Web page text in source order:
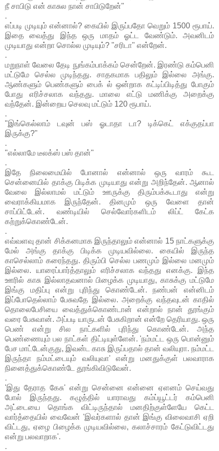
நீ சாபிடு என் காசுல நான் சாபிடுறேன்"
.
எப்படி முடியும் என்னால்? கையில் இருப்பதோ வெறும் 1500 ரூபாய்.
இதை வைத்து இந்த ஒரு மாதம் ஓட்ட வேண்டும். அவனிடம்
முடியாது என்றா சொல்ல முடியும்? "சரிடா" என்றேன்.
.
மறுநாள் வேலை தேடி நுங்கம்பாக்கம் சென்றேன். இரண்டு கம்பெனி
மட்டுமே செல்ல முடிந்தது. சாதகமாக பதிலும் இல்லை அங்கு.
ஆண்களும் பெண்களும் பைக் ல் ஒன்றாக கட்டிப்பிடித்து போகும்
போது எரிச்சலாக வந்தது. மாலை எட்டு மணிக்கு அறைக்கு
வந்தேன். இன்றைய செலவு மட்டும் 120 ரூபாய்.
.
"இங்கெல்லாம் டவுன் பஸ் ஓடாதா டா? டிக்கெட் எக்குதப்பா
இருக்கு?"
.
"எல்லாமே டீலக்ஸ் பஸ் தான்"
.
இதே நிலைமையில் போனால் என்னால் ஒரு வாரம் கூட
சென்னையில் தாக்கு பிடிக்க முடியாது என்று அறிந்தேன். ஆனால்
வேலை இல்லாமல் மட்டும் ஊருக்கு திரும்பக்கூடாது என்று
வைராக்கியமாக இருந்தேன். தினமும் ஒரு வேளை தான்
சாப்பிட்டேன். வண்டியில் செல்வோர்களிடம் லிப்ட் கேட்க
கற்றுக்கொண்டேன்.
.
எவ்வளவு தான் சிக்கனமாக இருந்தாலும் என்னால் 15 நாட்களுக்கு
மேல் அங்கு தாக்கு பிடிக்க முடியவில்லை. கையில் இருந்த
காசெல்லாம் கரைந்தது. திரும்பி செல்ல பணமும் இல்லை மனமும்
இல்லை. யாரைப்பார்த்தாலும் எரிச்சலாக வந்தது எனக்கு. இந்த
ஊரில் காசு இல்லாதவனால் பிழைக்க முடியாது, காசுக்கு மட்டுமே
இங்கு மதிப்பு என்று புரிந்து கொண்டேன். நண்பன் என்னிடம்
இப்போதெல்லாம் பேசுவதே இல்லை. அறைக்கு வந்தவுடன் காதில்
தொலைபேசியை வைத்துக்கொண்டான் என்றால் நான் தூங்கும்
வரை பேசுவான். அப்படி யாருடன் பேசுகிறான் என்றே தெரியாது. ஒரு
பெண் என்று சில நாட்களில் புரிந்து கொண்டேன். அந்த
பெண்ணையும் பல நாட்கள் திட்டியுள்ளேன். 'நம்மட்ட ஒரு பொன்னும்
பேச மாட்டேன்குது, இவன்ட காசு இருப்பதால் தான் வலியுரா. நம்மட்ட
இருந்தா நம்மட்டையும் வலியுவா' என்று மனதுக்குள் பலவாராக
நினைத்துக்கொண்டே தூங்கிவிடுவேன்.
.
'இது தேராத கேசு' என்று சென்னை என்னை ஏளனம் செய்வது
போல் இருந்தது. கழுத்தில் யாராவது கம்ப்யூட்டர் கம்பெனி
அட்டையை தொங்க விட்டிருந்தால் மனதிற்குள்ளேயே கெட்ட
வார்த்தையில் வைவேன் 'இவர்களால் தான் இங்கு விலைவாசி ஏறி
விட்டது, ஏழை பிழைக்க முடியவில்லை, கலாச்சாரம் கேட்டுவிட்டது
என்று பலவாறாக'.
.